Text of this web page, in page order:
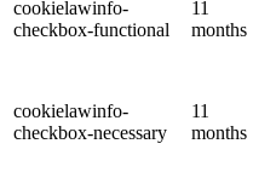
cookielawinfo-
checkbox-functional
11
months
cookielawinfo-
checkbox-necessary
11
months